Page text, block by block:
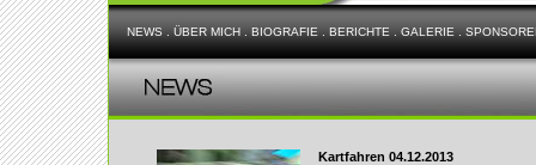
NEWS ÜBER MICH BIOGRAFIE BERICHTE GALERIE
Kartfahren 04.12.2013